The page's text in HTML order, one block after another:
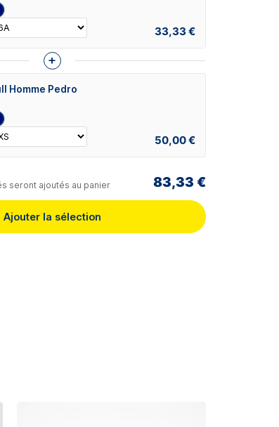
33,33 €
+
Homme Pedro
50,00 €
seront ajoutés au panier 83,33 €
Ajouter la sélection